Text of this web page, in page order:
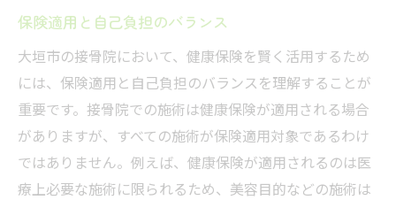
保険適用と自己負担のバランス
大垣市の接骨院において、健康保険を賢く活用するため
には、保険適用と自己負担のバランスを理解することが
重要です。接骨院での施術は健康保険が適用される場合
がありますが、すべての施術が保険適用対象であるわけ
ではありません。例えば、健康保険が適用されるのは医
療上必要な施術に限られるため、美容目的などの施術は